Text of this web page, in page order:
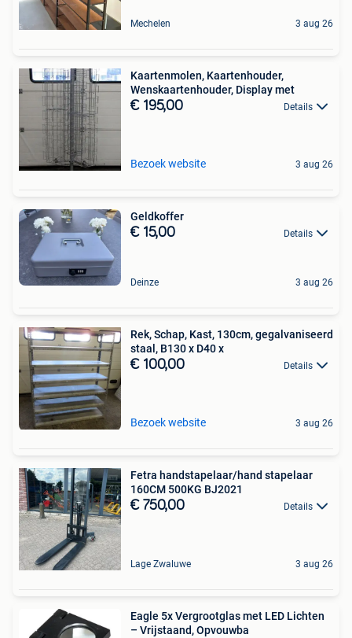
Mechelen 3 aug 26
Kaartenmolen, Kaartenhouder,
Wenskaartenhouder, Display met
€ 195,00 Details
Bezoek website 3 aug 26
Geldkoffer
€ 15,00 Details
Deinze 3 aug 26
Rek, Schap, Kast, 130cm, gegalvaniseerd
staal, B130 x D40 x
€ 100,00 Details
Bezoek website 3 aug 26
Fetra handstapelaar/hand stapelaar
160CM 500KG BJ2021
€ 750,00 Details
Lage Zwaluwe 3 aug 26
Eagle 5x Vergrootglas met LED Lichten
– Vrijstaand, Opvouwba